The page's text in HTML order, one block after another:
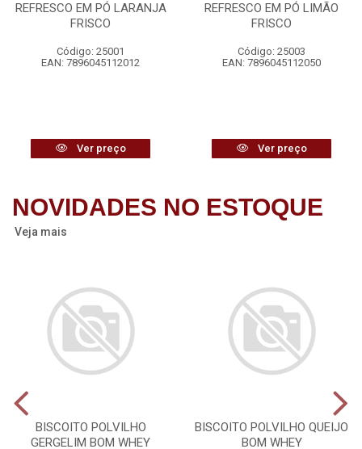
REFRESCO EM PÓ LARANJA
FRISCO
Código: 25001
EAN: 7896045112012
Ver preço
REFRESCO EM PÓ LIMÃO
FRISCO
Código: 25003
EAN: 7896045112050
Ver preço
NOVIDADES NO ESTOQUE
Veja mais
BISCOITO POLVILHO
GERGELIM BOM WHEY
BISCOITO POLVILHO QUEIJO
BOM WHEY